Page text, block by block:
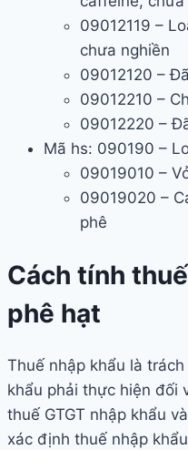
09012119 –
chưa nghiền
09012120 –
09012210 –
09012220 –
Mã hs: 090190 –
09019010 –
09019020 –
phê
Cách tính
phê hạt
Thuế nhập khẩu là
khẩu phải thực hiện đối
thuế GTGT nhập khẩu
xác định thuế nhập